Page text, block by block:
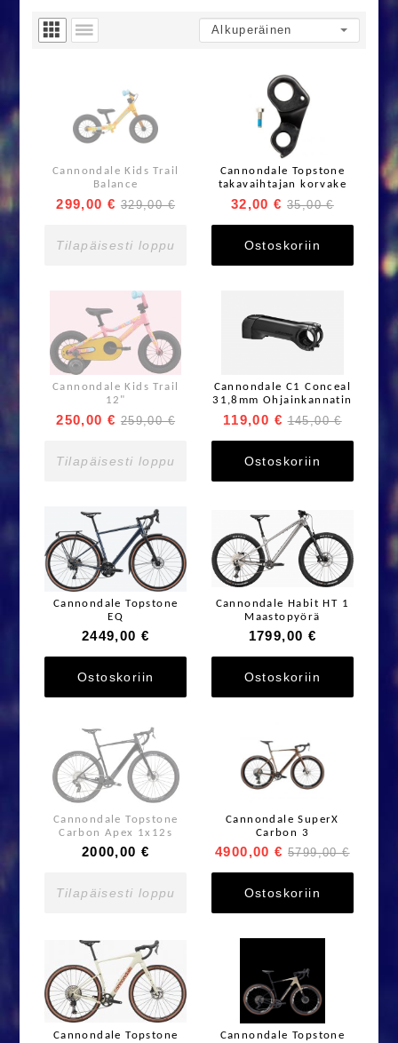
Cannondale Kids Trail
Balance
299,00 € 329,00 €
Tilapäisesti loppu
Cannondale Topstone
takavaihtajan korvake
32,00 € 35,00 €
Ostoskoriin
Cannondale Kids Trail
12"
250,00 € 259,00 €
Tilapäisesti loppu
Cannondale C1 Conceal
31,8mm Ohjainkannatin
119,00 € 145,00 €
Ostoskoriin
Cannondale Topstone
EQ
2449,00 €
Ostoskoriin
Cannondale Habit HT 1
Maastopyörä
1799,00 €
Ostoskoriin
Cannondale Topstone
Carbon Apex 1x12s
2000,00 €
Tilapäisesti loppu
Cannondale SuperX
Carbon 3
4900,00 € 5799,00 €
Ostoskoriin
Cannondale Topstone
Cannondale Topstone